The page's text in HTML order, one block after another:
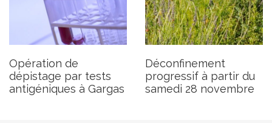
Opération de
dépistage par tests
antigéniques à Gargas
Déconfinement
progressif à partir du
samedi 28 novembre